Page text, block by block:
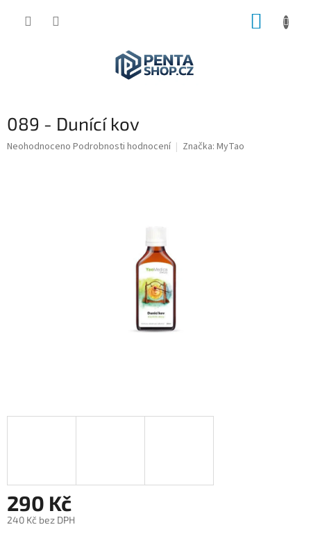
089 - Dunící kov
Průměrné
Neohodnoceno Podrobnosti hodnocení Značka: MyTao
290 Kč
240 Kč bez DPH